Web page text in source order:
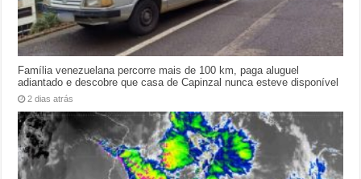
Família venezuelana percorre mais de 100 km, paga aluguel
adiantado e descobre que casa de Capinzal nunca esteve disponível
2 dias atrás